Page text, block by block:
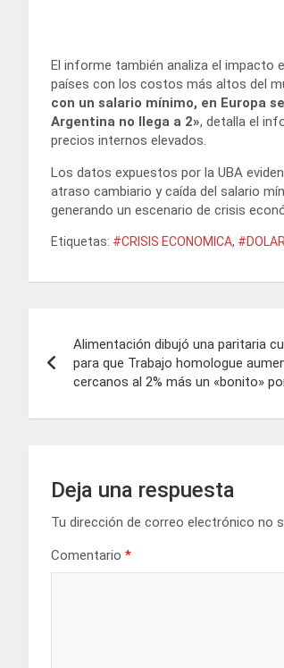
El informe también analiza el impacto
países con los costos más altos del
con un salario mínimo, en Europa
Argentina no llega a 2», detalla el
precios internos elevados.
Los datos expuestos por la UBA
atraso cambiario y caída del salario
generando un escenario de crisis
Etiquetas: #CRISIS ECONOMICA,
de
Alimentación dibujó una paritaria
para que Trabajo homologue
cercanos al 2% más un «bonito»
Deja una respuesta
Tu dirección de correo electrónico no
Comentario *